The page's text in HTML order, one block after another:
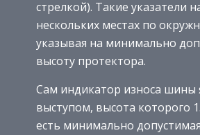
стрелкой). Такие указатели
нескольких местах по
указывая на минимально
высоту протектора.
Сам индикатор износа шины
выступом, высота которого
есть минимально